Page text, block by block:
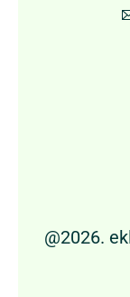
@2026.